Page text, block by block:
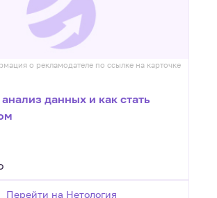
о рекламодателе по ссылке на карточке
данных и как стать
Перейти на Нетология